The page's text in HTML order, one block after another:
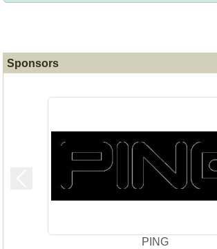
Sponsors
PING
Précedent